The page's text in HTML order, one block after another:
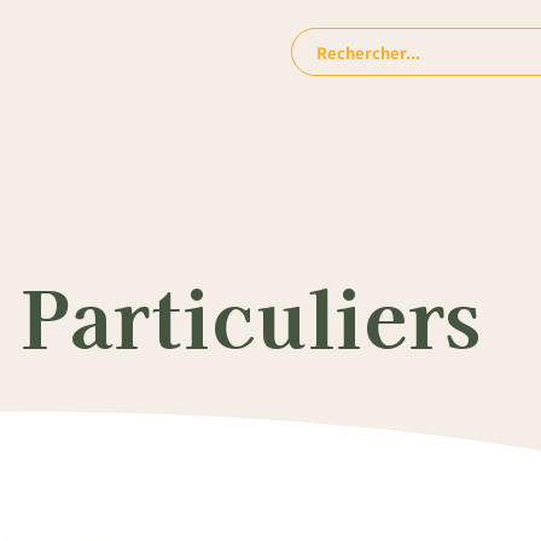
Rechercher:
Particuliers